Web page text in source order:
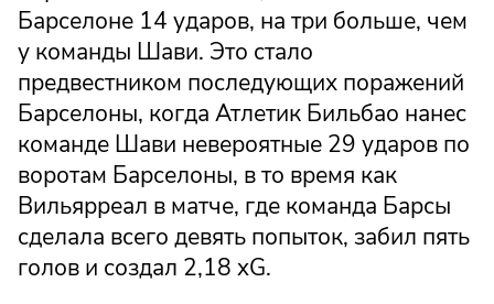
Барселоне 14 ударов, на три больше, чем
у команды Шави. Это стало
предвестником последующих поражений
Барселоны, когда Атлетик Бильбао нанес
команде Шави невероятные 29 ударов по
воротам Барселоны, в то время как
Вильярреал в матче, где команда Барсы
сделала всего девять попыток, забил пять
голов и создал 2,18 xG.